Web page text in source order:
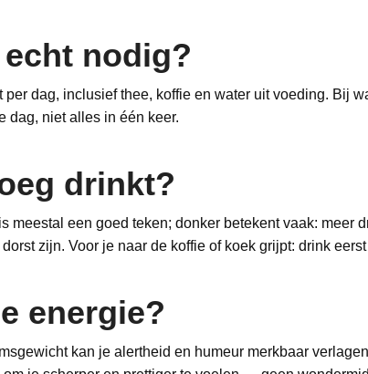
nodig?
dag, inclusief thee, koffie en water uit voeding. Bij
dag, niet alles in één keer.
drinkt?
een goed teken; donker betekent vaak: meer
zijn. Voor je naar de koffie of koek grijpt: drink
energie?
kan je alertheid en humeur merkbaar